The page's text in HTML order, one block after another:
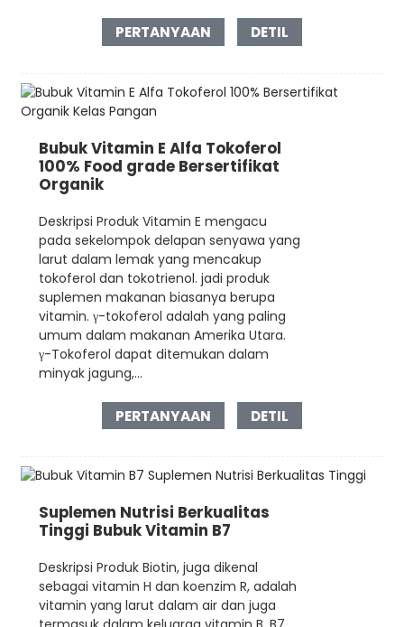
PERTANYAAN DETIL
Bubuk Vitamin E Alfa Tokoferol
100% Food grade Bersertifikat
Organik
Deskripsi Produk Vitamin E mengacu
pada sekelompok delapan senyawa yang
larut dalam lemak yang mencakup
tokoferol dan tokotrienol. jadi produk
suplemen makanan biasanya berupa
vitamin. γ-tokoferol adalah yang paling
umum dalam makanan Amerika Utara.
γ-Tokoferol dapat ditemukan dalam
minyak jagung,...
PERTANYAAN DETIL
Suplemen Nutrisi Berkualitas
Tinggi Bubuk Vitamin B7
Deskripsi Produk Biotin, juga dikenal
sebagai vitamin H dan koenzim R, adalah
vitamin yang larut dalam air dan juga